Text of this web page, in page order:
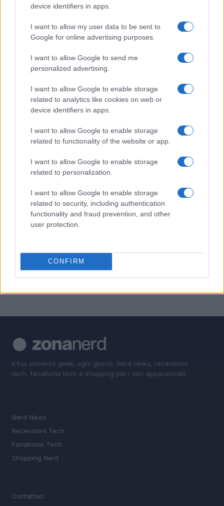
device identifiers in apps.
I want to allow my user data to be sent to
Google for online advertising purposes.
I want to allow Google to send me
personalized advertising.
I want to allow Google to enable storage
related to analytics like cookies on web or
device identifiers in apps.
I want to allow Google to enable storage
related to functionality of the website or app.
I want to allow Google to enable storage
related to personalization.
I want to allow Google to enable storage
related to security, including authentication
functionality and fraud prevention, and other
user protection.
CONFIRM
Pianificare vacanze con AI: workflow, prompt, mappe
e privacy
Toolkit OSINT per riconoscere fanatismo online ed
Guida completa all’ordine cronologico dei film e serie
Pianificare vacanze con AI: workflow, prompt, mappe e
privacy
Repubblica tecnologica e governance: trasparenza,
Organizzare un torneo nerd nel locale: regolamenti,
Il tuo universo geek, ogni giorno. Nerd news, recensioni
tech, fanatismo tech e shopping per i veri appassionati.
Nerd News
Recensioni Tech
Fanatismo Tech
Shopping Nerd
Contattaci